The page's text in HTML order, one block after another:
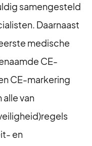
samengesteld
Daarnaast
medische
CE-
CE-markering
van
en